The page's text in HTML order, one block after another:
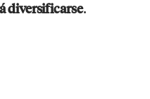
diversificarse.